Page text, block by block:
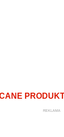
REKLAMA